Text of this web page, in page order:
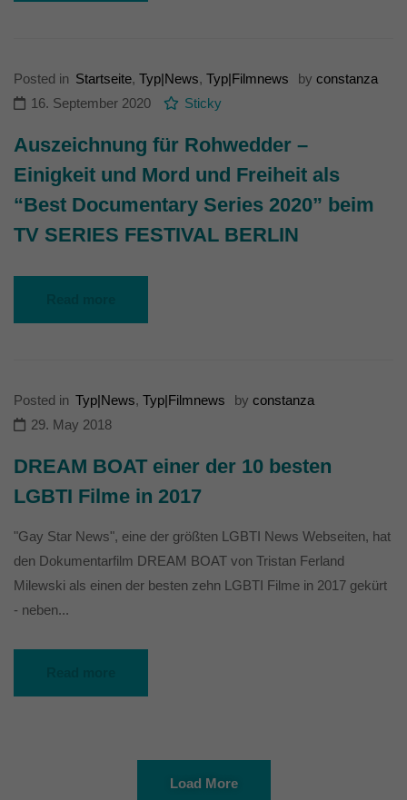
Posted in Startseite, Typ|News, Typ|Filmnews by constanza
16. September 2020
Sticky
Auszeichnung für Rohwedder –
Einigkeit und Mord und Freiheit als
“Best Documentary Series 2020” beim
TV SERIES FESTIVAL BERLIN
Posted in Typ|News, Typ|Filmnews by constanza
29. May 2018
DREAM BOAT einer der 10 besten
LGBTI Filme in 2017
"Gay Star News", eine der größten LGBTI News Webseiten, hat
den Dokumentarfilm DREAM BOAT von Tristan Ferland
Milewski als einen der besten zehn LGBTI Filme in 2017 gekürt
- neben...
Load More